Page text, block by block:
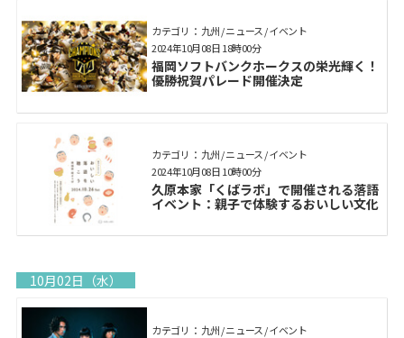
カテゴリ： 九州 / ニュース / イベント
福岡ソフトバンクホークスの栄光輝く！
優勝祝賀パレード開催決定
2024年10月08日 18時00分
カテゴリ： 九州 / ニュース / イベント
久原本家「くばラボ」で開催される落語
イベント：親子で体験するおいしい文化
2024年10月08日 10時00分
10月02日（水）
カテゴリ： 九州 / ニュース / イベント